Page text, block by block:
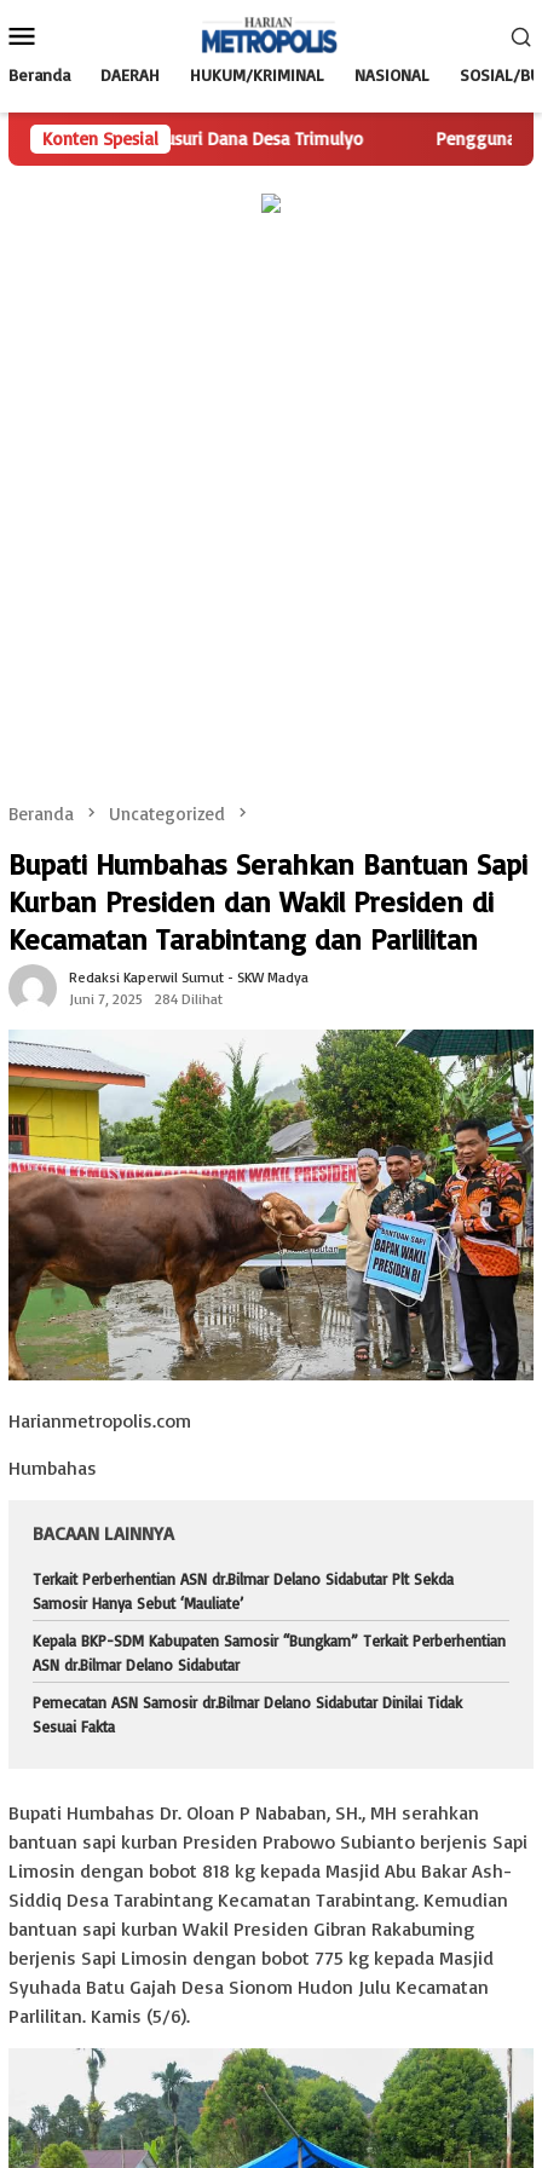
ke
Mobile
Beranda DAERAH HUKUM/KRIMINAL NASIONAL SOSIAL/
Konten Spesial
Telusuri Dana Desa Trimulyo Pengguna Jalan
Beranda Uncategorized
Bupati Humbahas Serahkan Bantuan Sapi
Kurban Presiden dan Wakil Presiden di
Kecamatan Tarabintang dan Parlilitan
Redaksi Kaperwil Sumut - SKW Madya
Juni 7, 2025
284 Dilihat
Harianmetropolis.com
Humbahas
BACAAN LAINNYA
Terkait Perberhentian ASN dr.Bilmar Delano Sidabutar Plt Sekda
Samosir Hanya Sebut ‘Mauliate’
Kepala BKP-SDM Kabupaten Samosir “Bungkam” Terkait Perberhentian
ASN dr.Bilmar Delano Sidabutar
Pemecatan ASN Samosir dr.Bilmar Delano Sidabutar Dinilai Tidak
Sesuai Fakta
Bupati Humbahas Dr. Oloan P Nababan, SH., MH serahkan
bantuan sapi kurban Presiden Prabowo Subianto berjenis Sapi
Limosin dengan bobot 818 kg kepada Masjid Abu Bakar Ash-
Siddiq Desa Tarabintang Kecamatan Tarabintang. Kemudian
bantuan sapi kurban Wakil Presiden Gibran Rakabuming
berjenis Sapi Limosin dengan bobot 775 kg kepada Masjid
Syuhada Batu Gajah Desa Sionom Hudon Julu Kecamatan
Parlilitan. Kamis (5/6).